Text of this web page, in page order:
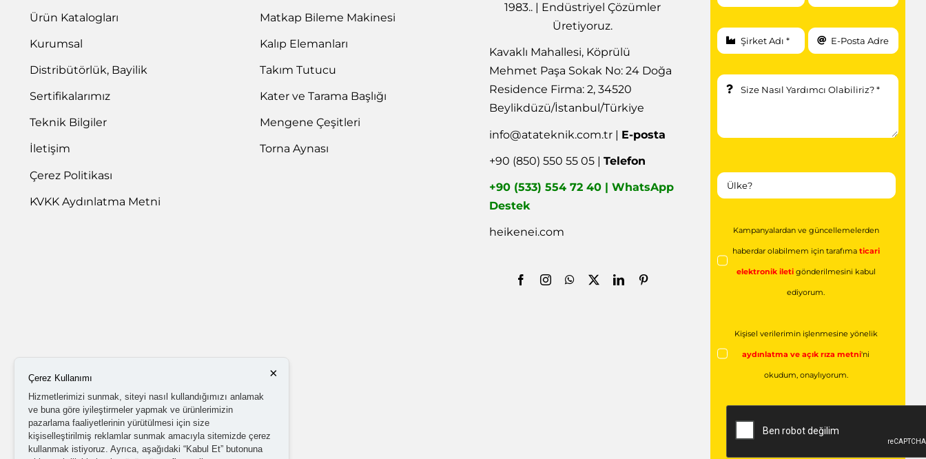
Ürün Katalogları
Kurumsal
Distribütörlük, Bayilik
Sertifikalarımız
Teknik Bilgiler
İletişim
Çerez Politikası
KVKK Aydınlatma Metni
Matkap Bileme Makinesi
Kalıp Elemanları
Takım Tutucu
Kater ve Tarama Başlığı
Mengene Çeşitleri
Torna Aynası
1983.. | Endüstriyel Çözümler
Üretiyoruz.
Kavaklı Mahallesi, Köprülü
Mehmet Paşa Sokak No: 24 Doğa
Residence Firma: 2, 34520
Beylikdüzü/İstanbul/Türkiye
info@atateknik.com.tr | E-posta
+90 (850) 550 55 05 |Telefon
+90 (533) 554 72 40 | WhatsApp
Destek
heikenei.com Kampanyalardan ve güncellemelerden
haberdar olabilmem için tarafıma ticari
elektronik ileti gönderilmesini kabul
ediyorum.
Kişisel verilerimin işlenmesine yönelik
aydınlatma ve açık rıza metni'ni
okudum, onaylıyorum.
×
Çerez Kullanımı
Hizmetlerimizi sunmak, siteyi nasıl kullandığımızı anlamak
ve buna göre iyileştirmeler yapmak ve ürünlerimizin
pazarlama faaliyetlerinin yürütülmesi için size
kişiselleştirilmiş reklamlar sunmak amacıyla sitemizde çerez
kullanmak istiyoruz. Ayrıca, aşağıdaki “Kabul Et” butonuna